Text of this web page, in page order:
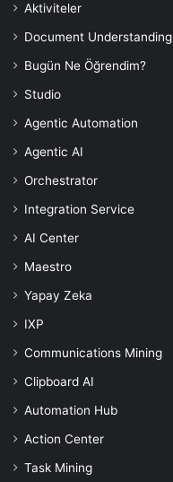
Aktiviteler
Document Understanding
Bugün Ne Öğrendim?
Studio
Agentic Automation
Agentic AI
Orchestrator
Integration Service
AI Center
Maestro
Yapay Zeka
IXP
Communications Mining
Clipboard AI
Automation Hub
Action Center
Task Mining